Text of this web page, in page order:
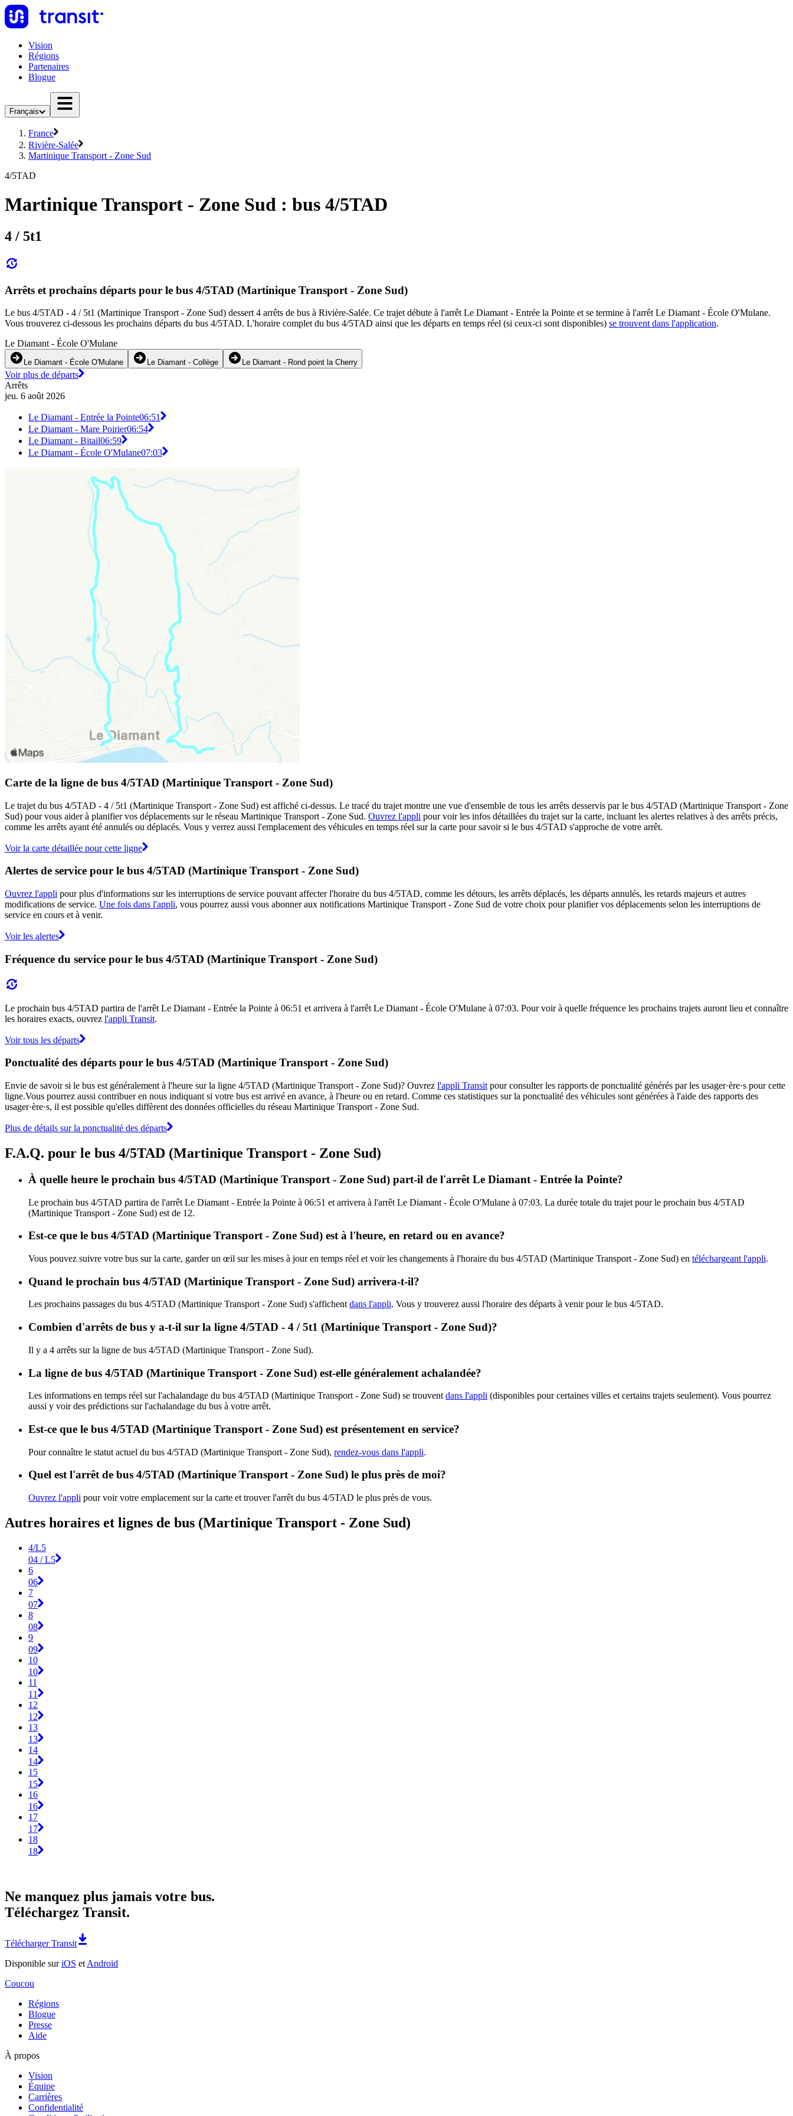
Vision
Régions
Partenaires
Blogue
Français
France
Rivière-Salée
Martinique Transport - Zone Sud
4/5TAD
Martinique Transport - Zone Sud : bus 4/5TAD
4 / 5t1
Arrêts et prochains départs pour le bus 4/5TAD (Martinique Transport - Zone Sud)
Le bus 4/5TAD - 4 / 5t1 (Martinique Transport - Zone Sud) dessert 4 arrêts de bus à Rivière-Salée. Ce trajet débute à l'arrêt Le Diamant - Entrée la Pointe et se termine à l'arrêt Le Diamant - École O'Mulane.
Vous trouverez ci-dessous les prochains départs du bus 4/5TAD. L'horaire complet du bus 4/5TAD ainsi que les départs en temps réel (si ceux-ci sont disponibles) se trouvent dans l'application.
Le Diamant - École O'Mulane
Le Diamant - École O'Mulane Le Diamant - Collège Le Diamant - Rond point la Cherry
Voir plus de départs
Arrêts
jeu. 6 août 2026
Le Diamant - Entrée la Pointe06:51
Le Diamant - Mare Poirier06:54
Le Diamant - Bitail06:59
Le Diamant - École O'Mulane07:03
Carte de la ligne de bus 4/5TAD (Martinique Transport - Zone Sud)
Le trajet du bus 4/5TAD - 4 / 5t1 (Martinique Transport - Zone Sud) est affiché ci-dessus. Le tracé du trajet montre une vue d'ensemble de tous les arrêts desservis par le bus 4/5TAD (Martinique Transport - Zone
Sud) pour vous aider à planifier vos déplacements sur le réseau Martinique Transport - Zone Sud. Ouvrez l'appli pour voir les infos détaillées du trajet sur la carte, incluant les alertes relatives à des arrêts précis,
comme les arrêts ayant été annulés ou déplacés. Vous y verrez aussi l'emplacement des véhicules en temps réel sur la carte pour savoir si le bus 4/5TAD s'approche de votre arrêt.
Voir la carte détaillée pour cette ligne
Alertes de service pour le bus 4/5TAD (Martinique Transport - Zone Sud)
Ouvrez l'appli pour plus d'informations sur les interruptions de service pouvant affecter l'horaire du bus 4/5TAD, comme les détours, les arrêts déplacés, les départs annulés, les retards majeurs et autres
modifications de service. Une fois dans l'appli, vous pourrez aussi vous abonner aux notifications Martinique Transport - Zone Sud de votre choix pour planifier vos déplacements selon les interruptions de
service en cours et à venir.
Voir les alertes
Fréquence du service pour le bus 4/5TAD (Martinique Transport - Zone Sud)
Le prochain bus 4/5TAD partira de l'arrêt Le Diamant - Entrée la Pointe à 06:51 et arrivera à l'arrêt Le Diamant - École O'Mulane à 07:03. Pour voir à quelle fréquence les prochains trajets auront lieu et connaître
les horaires exacts, ouvrez l'appli Transit.
Voir tous les départs
Ponctualité des départs pour le bus 4/5TAD (Martinique Transport - Zone Sud)
Envie de savoir si le bus est généralement à l'heure sur la ligne 4/5TAD (Martinique Transport - Zone Sud)? Ouvrez l'appli Transit pour consulter les rapports de ponctualité générés par les usager·ère·s pour cette
ligne.Vous pourrez aussi contribuer en nous indiquant si votre bus est arrivé en avance, à l'heure ou en retard. Comme ces statistiques sur la ponctualité des véhicules sont générées à l'aide des rapports des
usager·ère·s, il est possible qu'elles diffèrent des données officielles du réseau Martinique Transport - Zone Sud.
Plus de détails sur la ponctualité des départs
F.A.Q. pour le bus 4/5TAD (Martinique Transport - Zone Sud)
À quelle heure le prochain bus 4/5TAD (Martinique Transport - Zone Sud) part-il de l'arrêt Le Diamant - Entrée la Pointe?
Le prochain bus 4/5TAD partira de l'arrêt Le Diamant - Entrée la Pointe à 06:51 et arrivera à l'arrêt Le Diamant - École O'Mulane à 07:03. La durée totale du trajet pour le prochain bus 4/5TAD
(Martinique Transport - Zone Sud) est de 12.
Est-ce que le bus 4/5TAD (Martinique Transport - Zone Sud) est à l'heure, en retard ou en avance?
Vous pouvez suivre votre bus sur la carte, garder un œil sur les mises à jour en temps réel et voir les changements à l'horaire du bus 4/5TAD (Martinique Transport - Zone Sud) en téléchargeant l'appli.
Quand le prochain bus 4/5TAD (Martinique Transport - Zone Sud) arrivera-t-il?
Les prochains passages du bus 4/5TAD (Martinique Transport - Zone Sud) s'affichent dans l'appli. Vous y trouverez aussi l'horaire des départs à venir pour le bus 4/5TAD.
Combien d'arrêts de bus y a-t-il sur la ligne 4/5TAD - 4 / 5t1 (Martinique Transport - Zone Sud)?
Il y a 4 arrêts sur la ligne de bus 4/5TAD (Martinique Transport - Zone Sud).
La ligne de bus 4/5TAD (Martinique Transport - Zone Sud) est-elle généralement achalandée?
Les informations en temps réel sur l'achalandage du bus 4/5TAD (Martinique Transport - Zone Sud) se trouvent dans l'appli (disponibles pour certaines villes et certains trajets seulement). Vous pourrez
aussi y voir des prédictions sur l'achalandage du bus à votre arrêt.
Est-ce que le bus 4/5TAD (Martinique Transport - Zone Sud) est présentement en service?
Pour connaître le statut actuel du bus 4/5TAD (Martinique Transport - Zone Sud), rendez-vous dans l'appli.
Quel est l'arrêt de bus 4/5TAD (Martinique Transport - Zone Sud) le plus près de moi?
Ouvrez l'appli pour voir votre emplacement sur la carte et trouver l'arrêt du bus 4/5TAD le plus près de vous.
Autres horaires et lignes de bus (Martinique Transport - Zone Sud)
4/L5
04 / L5
6
06
7
07
8
08
9
09
10
10
11
11
12
12
13
13
14
14
15
15
16
16
17
17
18
18
Ne manquez plus jamais votre bus.
Téléchargez Transit.
Télécharger Transit
Disponible suriOS et Android
Coucou
Régions
Blogue
Presse
Aide
À propos
Vision
Équipe
Carrières
Confidentialité